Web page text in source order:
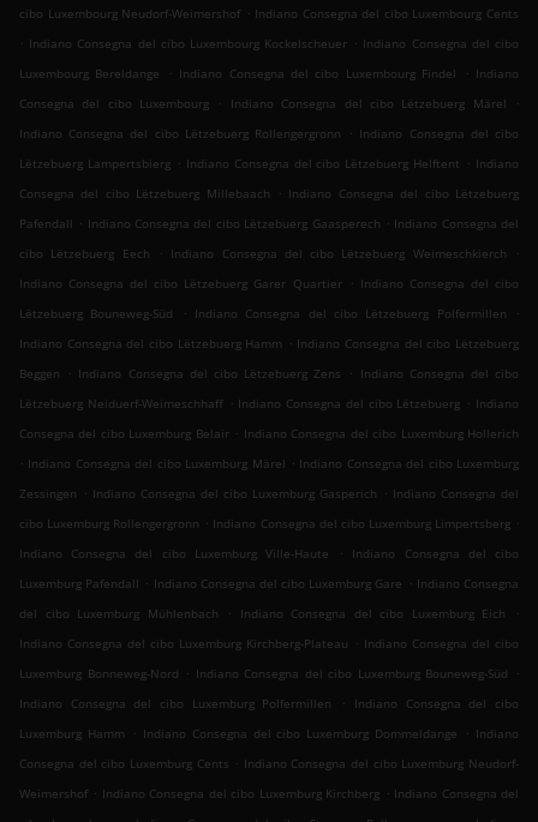
cibo Luxembourg Neudorf-Weimershof . Indiano Consegna del cibo Luxembourg Cents
. Indiano Consegna del cibo Luxembourg Kockelscheuer . Indiano Consegna del cibo
Luxembourg Bereldange
. Indiano Consegna del cibo Luxembourg Findel . Indiano
Consegna del cibo Luxembourg
. Indiano Consegna del cibo Lëtzebuerg Märel
.
Indiano Consegna del cibo Lëtzebuerg Rollengergronn
. Indiano Consegna del cibo
Lëtzebuerg Lampertsbierg . Indiano Consegna del cibo Lëtzebuerg Helftent . Indiano
Consegna del cibo Lëtzebuerg Millebaach
. Indiano Consegna del cibo Lëtzebuerg
Pafendall . Indiano Consegna del cibo Lëtzebuerg Gaasperech . Indiano Consegna del
cibo Lëtzebuerg Eech
. Indiano Consegna del cibo Lëtzebuerg Weimeschkierch
.
Indiano Consegna del cibo Lëtzebuerg Garer Quartier
. Indiano Consegna del cibo
Lëtzebuerg Bouneweg-Süd
. Indiano Consegna del cibo Lëtzebuerg Polfermillen
.
Indiano Consegna del cibo Lëtzebuerg Hamm . Indiano Consegna del cibo Lëtzebuerg
Beggen
. Indiano Consegna del cibo Lëtzebuerg Zens . Indiano Consegna del cibo
Lëtzebuerg Neiduerf-Weimeschhaff . Indiano Consegna del cibo Lëtzebuerg . Indiano
Consegna del cibo Luxemburg Belair . Indiano Consegna del cibo Luxemburg Hollerich
. Indiano Consegna del cibo Luxemburg Märel . Indiano Consegna del cibo Luxemburg
Zessingen . Indiano Consegna del cibo Luxemburg Gasperich . Indiano Consegna del
cibo Luxemburg Rollengergronn . Indiano Consegna del cibo Luxemburg Limpertsberg .
Indiano Consegna del cibo Luxemburg Ville-Haute
.
Indiano Consegna del cibo
Luxemburg Pafendall . Indiano Consegna del cibo Luxemburg Gare . Indiano Consegna
del cibo Luxemburg Mühlenbach
. Indiano Consegna del cibo Luxemburg Eich
.
Indiano Consegna del cibo Luxemburg Kirchberg-Plateau . Indiano Consegna del cibo
Luxemburg Bonneweg-Nord . Indiano Consegna del cibo Luxemburg Bouneweg-Süd
.
Indiano Consegna del cibo Luxemburg Polfermillen
.
Indiano Consegna del cibo
Luxemburg Hamm
. Indiano Consegna del cibo Luxemburg Dommeldange . Indiano
Consegna del cibo Luxemburg Cents . Indiano Consegna del cibo Luxemburg Neudorf-
Weimershof . Indiano Consegna del cibo Luxemburg Kirchberg . Indiano Consegna del